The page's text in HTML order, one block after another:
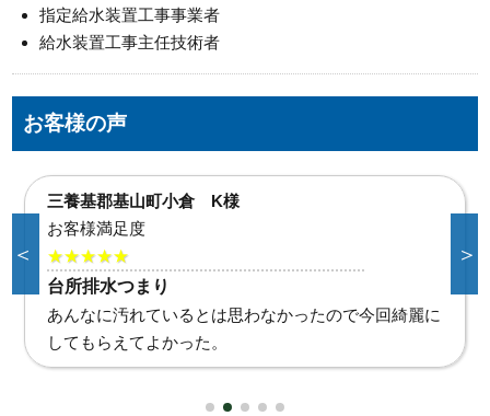
指定給水装置工事事業者
給水装置工事主任技術者
お客様の声
小城市三日月町 H様
お客様満足度
★★★★★
台所蛇口破損
台所使えないと不便だったので、すぐ作業してもらえ
て助かりました。
＜ ＞